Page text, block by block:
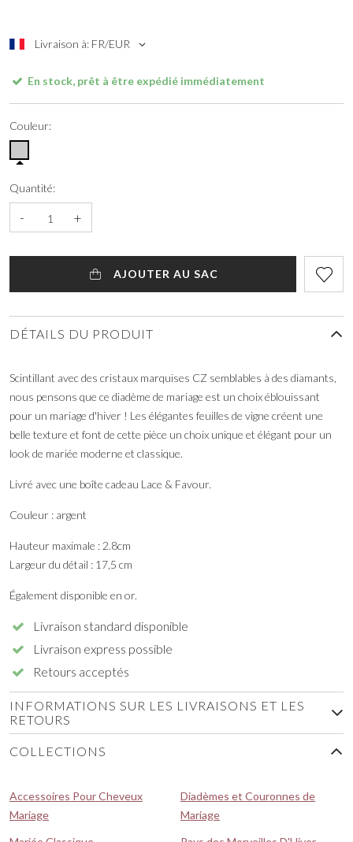
Livraison à: FR/EUR
En stock, prêt à être expédié immédiatement
Couleur:
Quantité:
- +
AJOUTER AU SAC
DÉTAILS DU PRODUIT
Scintillant avec des cristaux marquises CZ semblables à des diamants,
nous pensons que ce diadème de mariage est un choix éblouissant
pour un mariage d'hiver ! Les élégantes feuilles de vigne créent une
belle texture et font de cette pièce un choix unique et élégant pour un
look de mariée moderne et classique.
Livré avec une boîte cadeau Lace & Favour.
Couleur : argent
Hauteur maximale : 2.8cm
Largeur du détail : 17,5 cm
Également disponible en or.
Livraison standard disponible
Livraison express possible
Retours acceptés
INFORMATIONS SUR LES LIVRAISONS ET LES
RETOURS
COLLECTIONS
Accessoires Pour Cheveux
Mariage
Diadèmes et Couronnes de
Mariage